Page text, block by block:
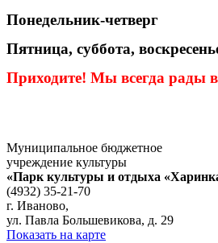
Понедельник-четверг
Пятница, суббота,
Приходите! Мы всегда рады
Муниципальное бюджетное
учреждение культуры
«Парк культуры и отдыха
(4932) 35-21-70
г. Иваново,
ул. Павла Большевикова, д. 29
Показать на карте